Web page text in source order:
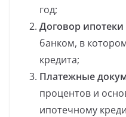
год;
Договор ипотеки
банком, в
кредита;
Платежные
процентов и
ипотечному